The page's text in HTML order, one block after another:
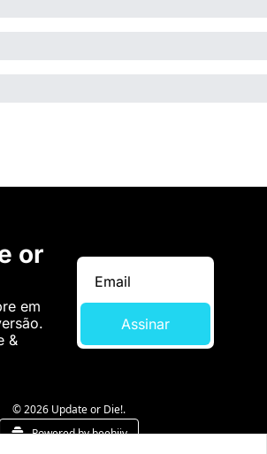
or
em
&
Assinar
© 2026 Update or Die!.
Powered by beehiiv